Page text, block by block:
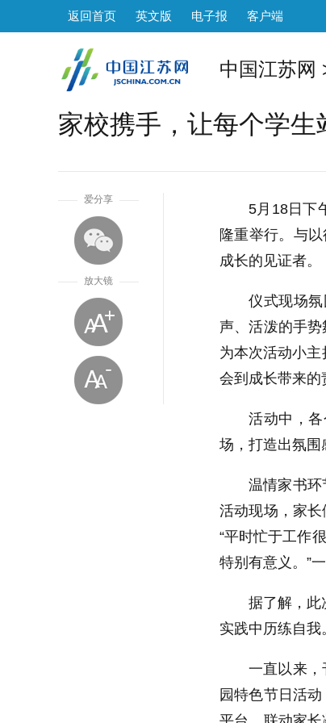
返回首页 英文版 电子报 客户端
中国江苏网
家校携手，让每个学生
爱分享
放大镜
5月18日下
隆重举行。与
成长的见证者。
仪式现场
声、活泼的手
为本次活动小
会到成长带来的
活动中，
场，打造出氛围
温情家书环
活动现场，家
“平时忙于工作
特别有意义。”
据了解，此
实践中历练自
一直以来
园特色节日活